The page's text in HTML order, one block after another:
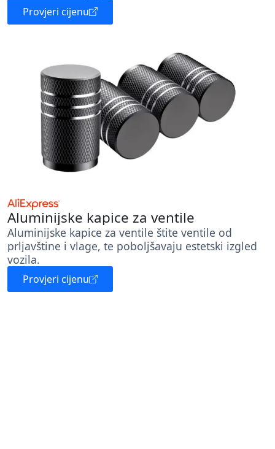
Provjeri cijenu
Aluminijske kapice za ventile
Aluminijske kapice za ventile štite ventile od
prljavštine i vlage, te poboljšavaju estetski izgled
vozila.
Provjeri cijenu